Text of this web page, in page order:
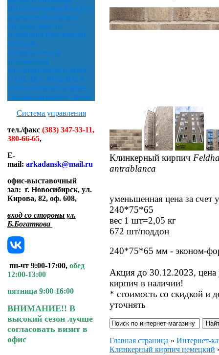
Вентилируемые фасады с
клинкерной плиткой
Отделка дома из
газобетона клинкерной
плиткой
Промышленная
техническая
кислотоупорная плитка
ОТДЕЛКА КРЫЛЬЦА
Облицовочный кирпич
"Баварская кладка" флэш
Система управления
тел./факс (383) 347-33-11,
380-66-65,
E-
mail: arkadansk@mail.ru
офис-выставочный
зал: г. Новосибирск, ул.
Кирова, 82, оф. 608,
вход со стороны ул.
Б.Богаткова
пн-чт 9:00-17:00, обед
12:00-13:00
пятница 9:00-16:00
ВНИМАНИЕ!! В
высокий сезон лучше
согласовать визит в
офис
Клинкерный кирпич
antrablanca
уменьшенная цена за
240*75*65
вес 1 шт=2,05 кг
672 шт/поддон
240*75*65 мм - эконом-
Акция до 30.12.2023,
кирпич в наличии!
* стоимость со скидкой и
уточнять
Главная страница » Интернет-
Клинкерный кирпич немецкий